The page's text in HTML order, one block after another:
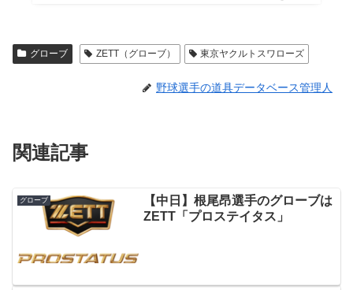
グローブ ZETT（グローブ） 東京ヤクルトスワローズ
野球選手の道具データベース管理人
関連記事
グローブ
【中日】根尾昂選手のグローブは
ZETT「プロステイタス」